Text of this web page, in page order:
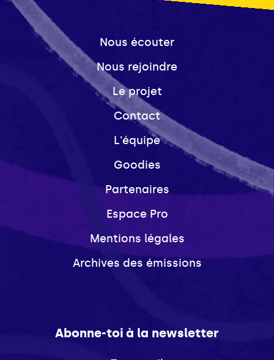
Nous écouter
Nous rejoindre
Le projet
Contact
L'équipe
Goodies
Partenaires
Espace Pro
Mentions légales
Archives des émissions
Abonne-toi à la newsletter